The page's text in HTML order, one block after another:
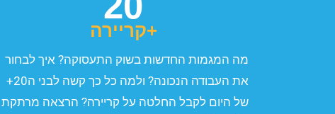
+קריירה
מה המגמות החדשות בשוק התעסוקה? איך לבחור
את העבודה הנכונה? ולמה כל כך קשה לבני ה20+
של היום לקבל החלטה על קריירה? הרצאה מרתקת